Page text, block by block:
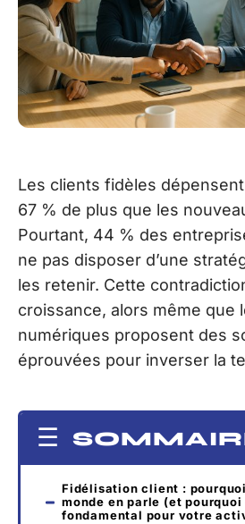
Les clients fidèles
67 % de plus que les
Pourtant, 44 % des
ne pas disposer d’une
les retenir. Cette
croissance, alors même que
numériques proposent des
éprouvées pour inverser la
Fidélisation client :
monde en parle (et pourquoi
fondamental pour votre